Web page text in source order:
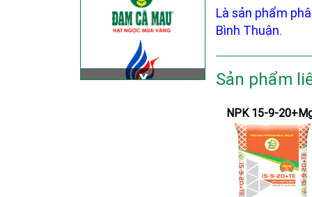
Là sản phẩm
Bình Thuận.
Sản phẩm
NPK 15-9-